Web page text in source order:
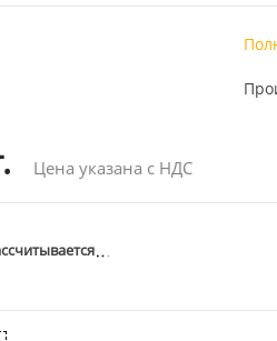
Цена указана с НДС